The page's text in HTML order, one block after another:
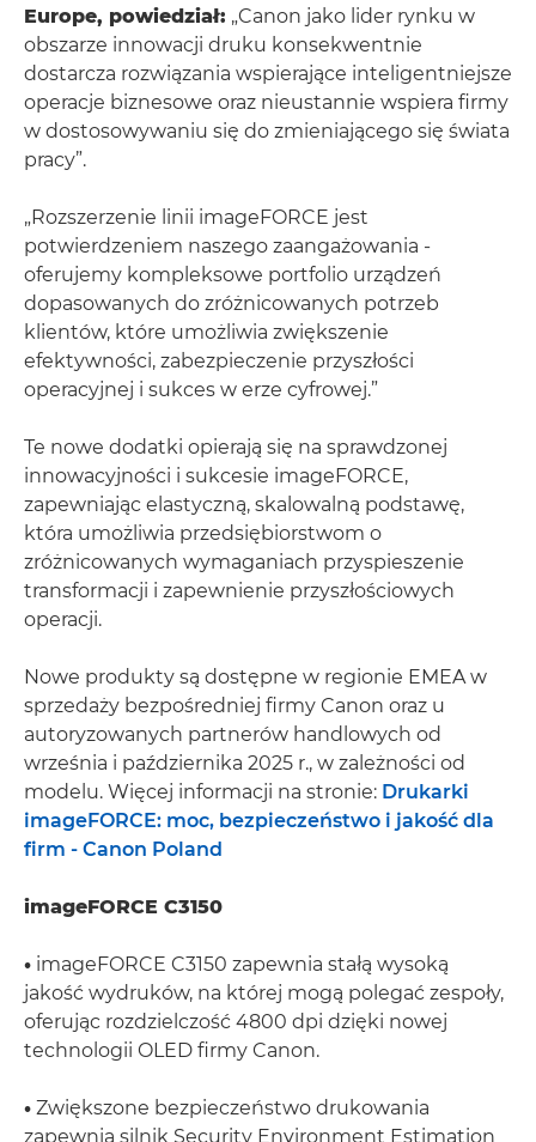
Europe, powiedział: „Canon jako lider rynku w
obszarze innowacji druku konsekwentnie
dostarcza rozwiązania wspierające inteligentniejsze
operacje biznesowe oraz nieustannie wspiera firmy
w dostosowywaniu się do zmieniającego się świata
pracy”.
„Rozszerzenie linii imageFORCE jest
potwierdzeniem naszego zaangażowania -
oferujemy kompleksowe portfolio urządzeń
dopasowanych do zróżnicowanych potrzeb
klientów, które umożliwia zwiększenie
efektywności, zabezpieczenie przyszłości
operacyjnej i sukces w erze cyfrowej.”
Te nowe dodatki opierają się na sprawdzonej
innowacyjności i sukcesie imageFORCE,
zapewniając elastyczną, skalowalną podstawę,
która umożliwia przedsiębiorstwom o
zróżnicowanych wymaganiach przyspieszenie
transformacji i zapewnienie przyszłościowych
operacji.
Nowe produkty są dostępne w regionie EMEA w
sprzedaży bezpośredniej firmy Canon oraz u
autoryzowanych partnerów handlowych od
września i października 2025 r., w zależności od
modelu. Więcej informacji na stronie: Drukarki
imageFORCE: moc, bezpieczeństwo i jakość dla
firm - Canon Poland
imageFORCE C3150
• imageFORCE C3150 zapewnia stałą wysoką
jakość wydruków, na której mogą polegać zespoły,
oferując rozdzielczość 4800 dpi dzięki nowej
technologii OLED firmy Canon.
• Zwiększone bezpieczeństwo drukowania
zapewnia silnik Security Environment Estimation